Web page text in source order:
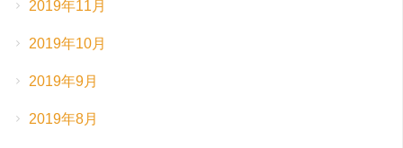
2019年11月
2019年10月
2019年9月
2019年8月